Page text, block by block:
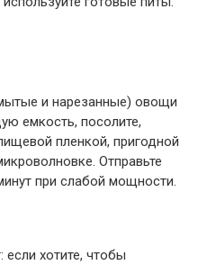
и нарезанные) овощи
емкость, посолите,
пленкой, пригодной
Отправьте
при слабой мощности.
хотите, чтобы